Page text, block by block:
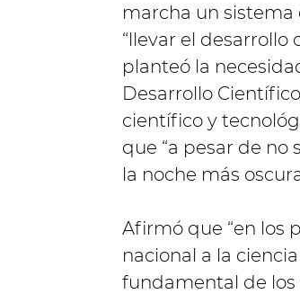
marcha un sistema
“llevar el
planteó la
Desarrollo
científico y
que “a pesar de no
la noche más
Afirmó que “en los
nacional a la
fundamental de los